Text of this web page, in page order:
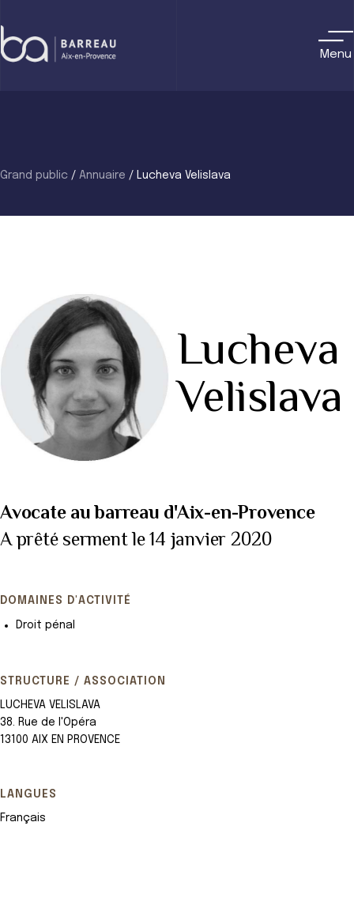
to
content
Menu
Grand public / Annuaire / Lucheva Velislava
Lucheva
Velislava
Avocate au barreau d'Aix-en-Provence
A prêté serment le 14 janvier 2020
DOMAINES D'ACTIVITÉ
Droit pénal
STRUCTURE / ASSOCIATION
LUCHEVA VELISLAVA
38. Rue de l'Opéra
13100 AIX EN PROVENCE
LANGUES
Français